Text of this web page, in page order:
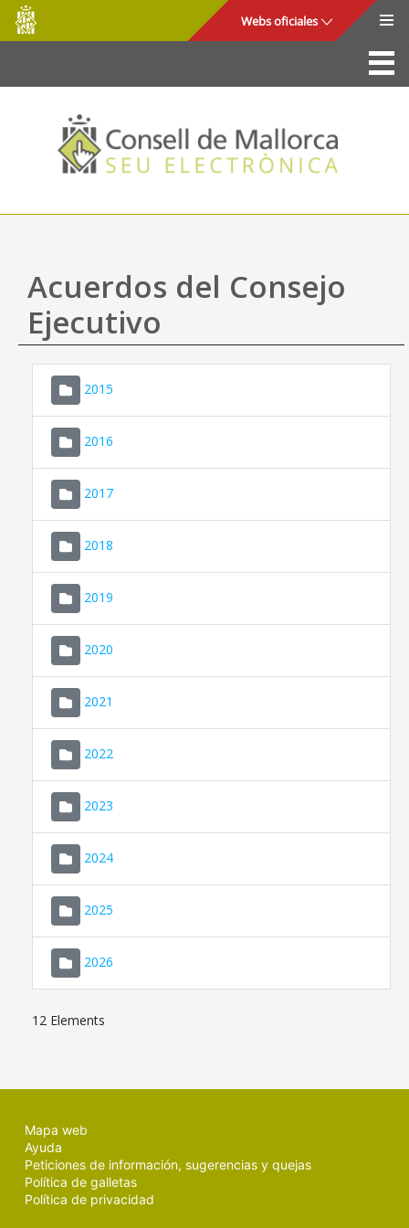
Saltar al contenido principal
Consell
de
Mallorca
Webs oficiales
La Sede
Consejo de Mallorca
Acceso y seguridad
Utilidades
Mapa web
Ayuda
Acuerdos del Consejo
Ejecutivo
2015
2016
2017
2018
2019
2020
2021
2022
2023
2024
2025
2026
12 Elements
Mapa web
Ayuda
Peticiones de información, sugerencias y quejas
Política de galletas
Política de privacidad